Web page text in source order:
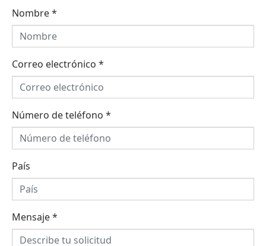
Nombre*
Correo electrónico *
Número de teléfono *
País
Mensaje*